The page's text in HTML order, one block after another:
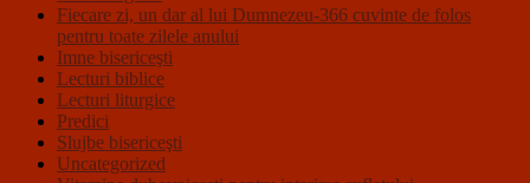
Fiecare zi, un dar al lui Dumnezeu-366 cuvinte de folos
pentru toate zilele anului
Imne bisericeşti
Lecturi biblice
Lecturi liturgice
Predici
Slujbe bisericeşti
Uncategorized